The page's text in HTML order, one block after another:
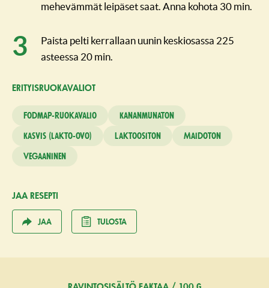
mehevämmät leipäset saat. Anna kohota 30 min.
Paista pelti kerrallaan uunin keskiosassa 225
asteessa 20 min.
ERITYISRUO­KAVALIOT
Fodmap-ruokavalio Kananmunaton
Kasvis (lakto-ovo) Laktoositon Maidoton
Vegaaninen
JAA RESEPTI
JAA TULOSTA